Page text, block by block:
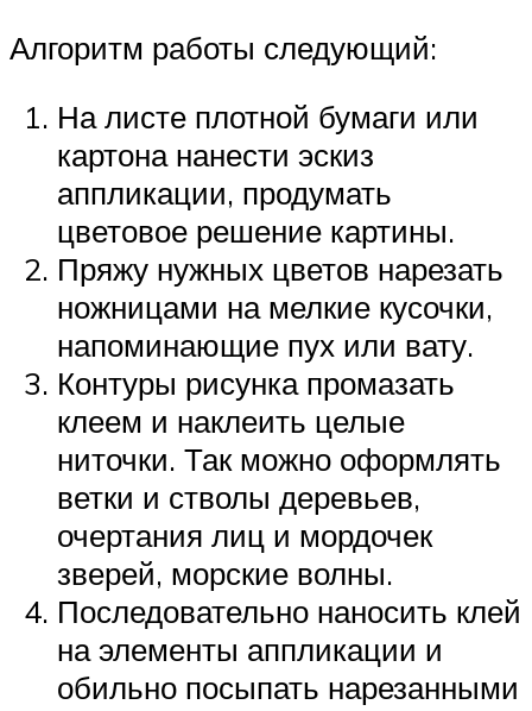
Алгоритм работы следующий:
На листе плотной бумаги или
картона нанести эскиз
аппликации, продумать
цветовое решение картины.
Пряжу нужных цветов нарезать
ножницами на мелкие кусочки,
напоминающие пух или вату.
Контуры рисунка промазать
клеем и наклеить целые
ниточки. Так можно оформлять
ветки и стволы деревьев,
очертания лиц и мордочек
зверей, морские волны.
Последовательно наносить клей
на элементы аппликации и
обильно посыпать нарезанными